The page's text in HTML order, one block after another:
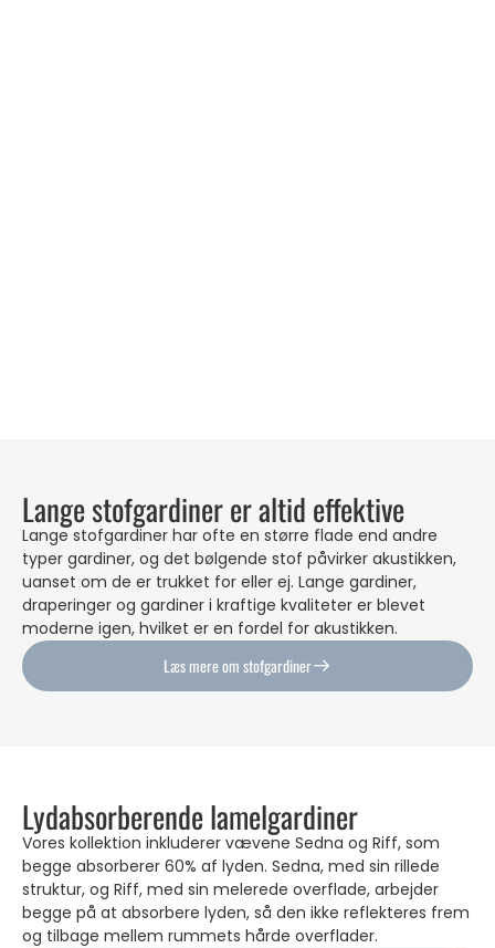
Lange stofgardiner er altid effektive
Lange stofgardiner har ofte en større flade end andre
typer gardiner, og det bølgende stof påvirker akustikken,
uanset om de er trukket for eller ej. Lange gardiner,
draperinger og gardiner i kraftige kvaliteter er blevet
moderne igen, hvilket er en fordel for akustikken.
Læs mere om stofgardiner
Lydabsorberende lamelgardiner
Vores kollektion inkluderer vævene Sedna og Riff, som
begge absorberer 60% af lyden. Sedna, med sin rillede
struktur, og Riff, med sin melerede overflade, arbejder
begge på at absorbere lyden, så den ikke reflekteres frem
og tilbage mellem rummets hårde overflader.